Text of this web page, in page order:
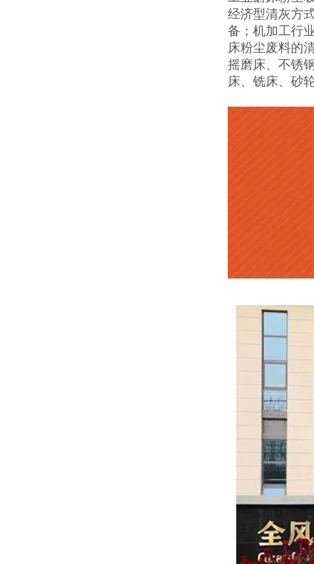
经济型清灰方
备；机加工行
床粉尘废料的
摇磨床、不锈
床、铣床、砂